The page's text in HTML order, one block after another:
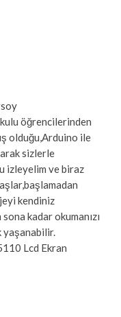
öğrencilerinden
olduğu,Arduino ile
sizlerle
izleyelim ve biraz
kendiniz
kadar okumanızı
yaşanabilir.
Lcd Ekran